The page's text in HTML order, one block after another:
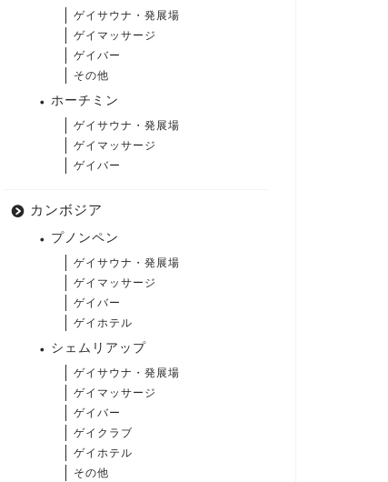
ゲイサウナ・発展場
ゲイマッサージ
ゲイバー
その他
ホーチミン
ゲイサウナ・発展場
ゲイマッサージ
ゲイバー
カンボジア
プノンペン
ゲイサウナ・発展場
ゲイマッサージ
ゲイバー
ゲイホテル
シェムリアップ
ゲイサウナ・発展場
ゲイマッサージ
ゲイバー
ゲイクラブ
ゲイホテル
その他